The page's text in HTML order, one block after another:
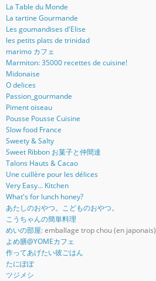
La Table du Monde
La tartine Gourmande
Les goumandises d'Elise
les petits plats de trinidad
marimo カフェ
Marmiton: 35000 recettes de cuisine!
Midonaise
O delices
Passion_gourmande
Piment oiseau
Pousse Pousse Cuisine
Slow food France
Sweety & Salty
Sweet Ribbon お菓子と仲間達
Talons Hauts & Cacao
Une cuillère pour les délices
Very Easy... Kitchen
What's for lunch honey?
あたしのおやつ。こどものおやつ。
こうちゃんの簡単料理
めいの部屋: emballage trop chou (en japonais)
よめ膳@YOMEカフェ
作ってあげたい彼ごはん
たにぽぽ
ツジメシ